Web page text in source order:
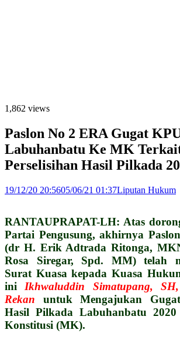
1,862 views
Paslon No 2 ERA Gugat
Labuhanbatu Ke MK
Perselisihan Hasil Pilkada
19/12/20 20:5605/06/21 01:37Liputan Hukum
RANTAUPRAPAT-LH: Atas
Partai Pengusung, akhirnya
(dr H. Erik Adtrada Ritonga,
Rosa Siregar, Spd. MM) telah
Surat Kuasa kepada Kuasa
ini Ikhwaluddin Simatupang,
Rekan untuk Mengajukan
Hasil Pilkada Labuhanbatu
Konstitusi (MK).